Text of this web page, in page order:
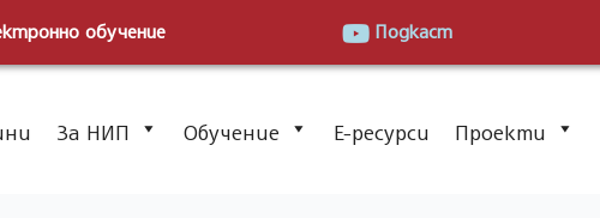
обучение Подкаст
За НИП Обучение Е-ресурси Проекти